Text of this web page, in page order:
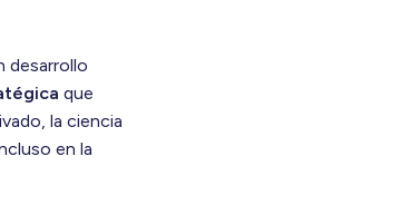
desarrollo
que
la ciencia
en la